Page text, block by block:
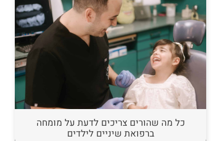
כל מה שהורים צריכים לדעת על מומחה
ברפואת שיניים לילדים